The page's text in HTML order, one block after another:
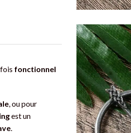
fonctionnel
, ou pour
est un
.